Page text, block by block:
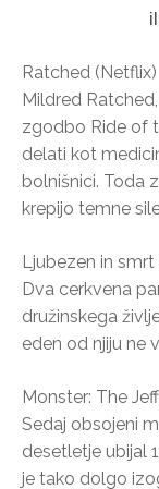
Ratched (Netflix)
Mildred
zgodbo Ride of
delati kot
bolnišnici. Toda
krepijo temne
Ljubezen in smrt
Dva cerkvena
družinskega
eden od njiju ne
Monster: The
Sedaj obsojeni
desetletje ubijal
je tako dolgo